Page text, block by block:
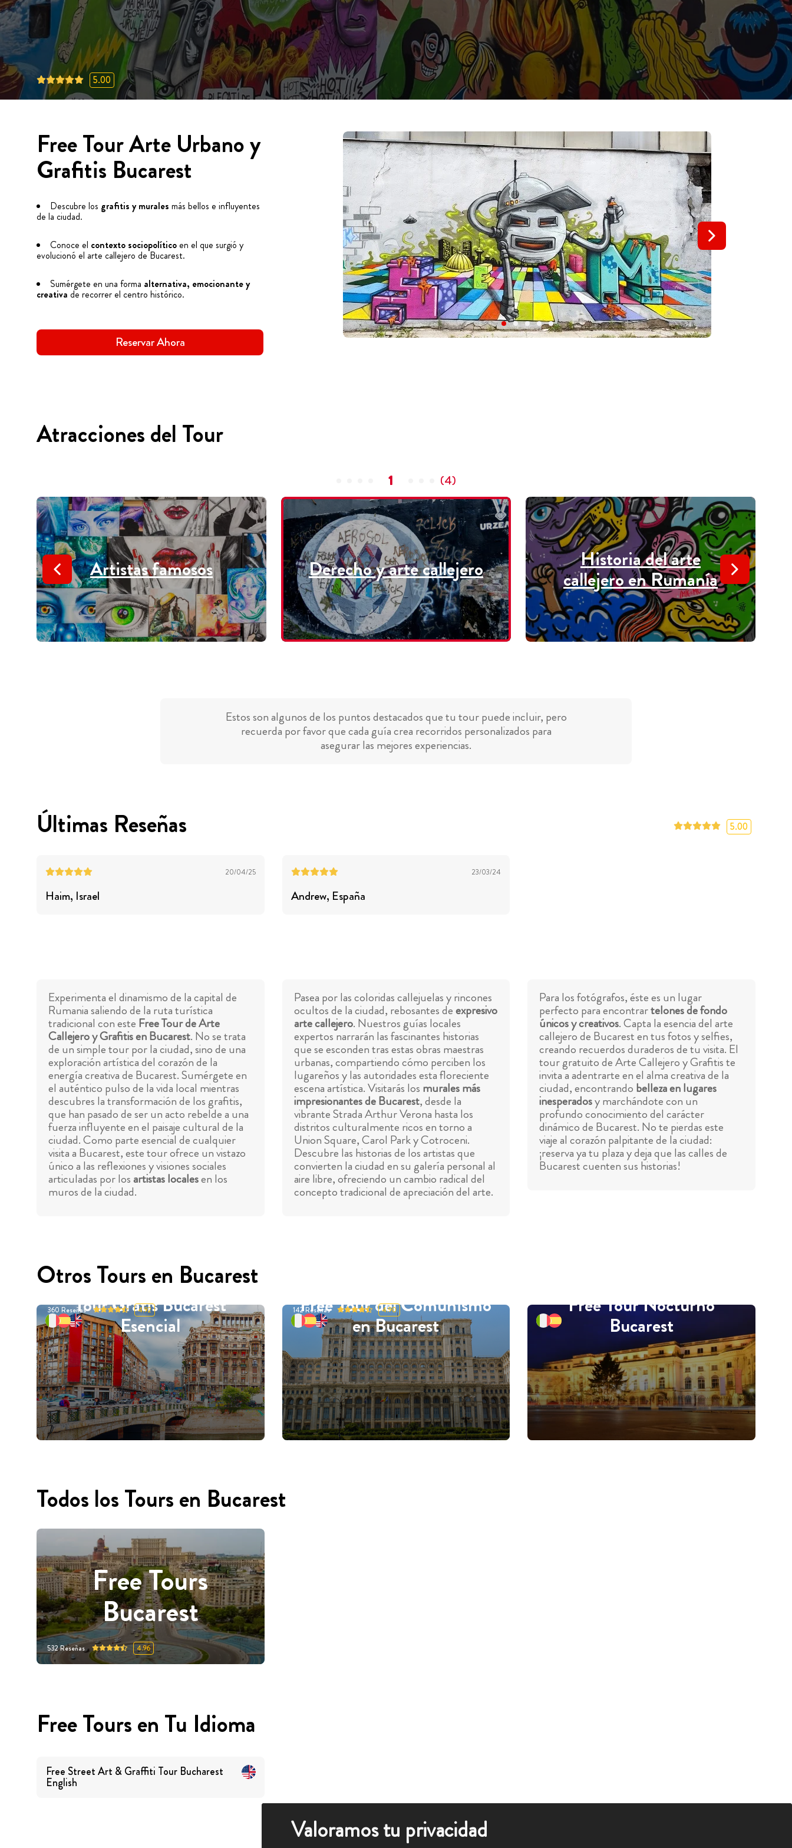
5.00
Free Tour Arte Urbano y
Grafitis Bucarest
Descubre los grafitis y murales más bellos e influyentes
de la ciudad.
Conoce el contexto sociopolíticoen el que surgió y
evolucionó el arte callejero de Bucarest.
Sumérgete en una forma alternativa, emocionante y
creativa de recorrer el centro histórico.
Reservar Ahora
Atracciones del Tour
1 (4)
Artistas famosos Derecho y arte callejero Historia del arte
callejero en Rumanía
Estos son algunos de los puntos destacados que tu tour puede incluir, pero
recuerda por favor que cada guía crea recorridos personalizados para
asegurar las mejores experiencias.
Últimas Reseñas 5.00
20/04/25
Haim, Israel
23/03/24
Andrew, España
Experimenta el dinamismo de la capital de
Rumania saliendo de la ruta turística
tradicional con este Free Tour de Arte
Callejero y Grafitis en Bucarest. No se trata
de un simple tour por la ciudad, sino de una
exploración artística del corazón de la
energía creativa de Bucarest. Sumérgete en
el auténtico pulso de la vida local mientras
descubres la transformación de los grafitis,
que han pasado de ser un acto rebelde a una
fuerza influyente en el paisaje cultural de la
ciudad. Como parte esencial de cualquier
visita a Bucarest, este tour ofrece un vistazo
único a las reflexiones y visiones sociales
articuladas por losartistas localesen los
muros de la ciudad.
Pasea por las coloridas callejuelas y rincones
ocultos de la ciudad, rebosantes deexpresivo
arte callejero. Nuestros guías locales
expertos narrarán las fascinantes historias
que se esconden tras estas obras maestras
urbanas, compartiendo cómo perciben los
lugareños y las autoridades esta floreciente
escena artística. Visitarás los murales más
impresionantes de Bucarest, desde la
vibrante Strada Arthur Verona hasta los
distritos culturalmente ricos en torno a
Union Square, Carol Park y Cotroceni.
Descubre las historias de los artistas que
convierten la ciudad en su galería personal al
aire libre, ofreciendo un cambio radical del
concepto tradicional de apreciación del arte.
Para los fotógrafos, éste es un lugar
perfecto para encontrartelones de fondo
únicos y creativos. Capta la esencia del arte
callejero de Bucarest en tus fotos y selfies,
creando recuerdos duraderos de tu visita. El
tour gratuito de Arte Callejero y Grafitis te
invita a adentrarte en el alma creativa de la
ciudad, encontrando belleza en lugares
inesperadosy marchándote con un
profundo conocimiento del carácter
dinámico de Bucarest. No te pierdas este
viaje al corazón palpitante de la ciudad:
¡reserva ya tu plaza y deja que las calles de
Bucarest cuenten sus historias!
Otros Tours en Bucarest
Tour Gratis Bucarest
Esencial
360 Reseñas 4.92 Free Tour del Comunismo
en Bucarest
142 Reseñas 4.90 Free Tour Nocturno
Bucarest
Todos los Tours en Bucarest
Free Tours
Bucarest
532Reseñas 4.96
Free Tours en Tu Idioma
Free Street Art & Graffiti Tour Bucharest
English
Valoramos tu privacidad